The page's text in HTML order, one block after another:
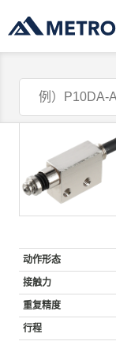
动作形态
接触力
重复精度
行程